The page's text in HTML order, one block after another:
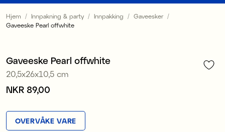
NO / NKR
Hjem Innpakning & party Innpakking
Gaveesker
Gaveeske Pearl offwhite
Gaveeske Pearl offwhite
20,5x26x10,5 cm
Pris :NKR 89,00
NKR 89,00
OVERVÅKE VARE